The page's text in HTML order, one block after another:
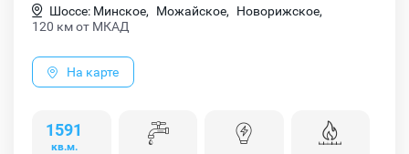
Шоссе: Минское,
Можайское,
Новорижское,
120 км от МКАД
На карте
1591
кв.м.